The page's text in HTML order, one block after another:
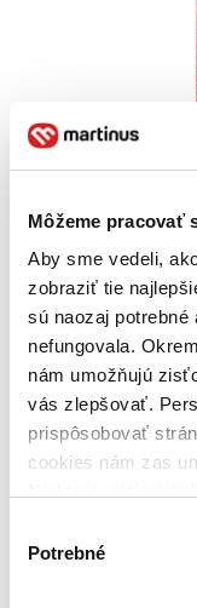
Môžeme pracovať
Aby sme vedeli,
zobraziť tie
sú naozaj potrebné
nefungovala.
nám umožňujú
vás zlepšovať.
prispôsobovať
cookies nám zas
Ďakujeme!
súhlasu
Potrebné
Pevná väzba
Angličtina, 2023
Na sklade 1 ks
Túto knihu
posledné kusy.
Dodanie ďalších
11,60 €
Vložiť do košíka